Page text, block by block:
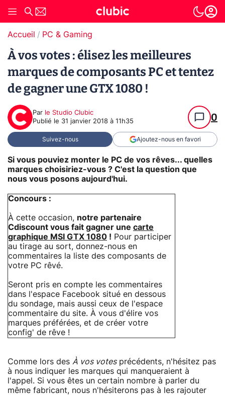
Accueil PC & Gaming
À vos votes : élisez les meilleures
marques de composants PC et tentez
de gagner une GTX 1080 !
Par le Studio Clubic
Publié le 31 janvier 2018 à 11h35 0
Suivez-nous Ajoutez-nous en favori
Si vous pouviez monter le PC de vos rêves... quelles
marques choisiriez-vous ? C'est la question que
nous vous posons aujourd'hui.
Concours :
À cette occasion, notre partenaire
Cdiscount vous fait gagner une carte
graphique MSI GTX 1080 ! Pour participer
au tirage au sort, donnez-nous en
commentaires la liste des composants de
votre PC rêvé.
Seront pris en compte les commentaires
dans l'espace Facebook situé en dessous
du sondage, mais aussi ceux de l'espace
commentaire du site. À vous d'élire vos
marques préférées, et de créer votre
config' de rêve !
Comme lors des À vos votesprécédents, n'hésitez pas
à nous indiquer les marques qui manqueraient à
l'appel. Si vous êtes un certain nombre à parler du
même fabricant, nous n'hésiterons pas à les rajouter